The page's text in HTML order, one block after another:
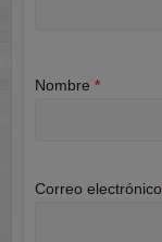
Nombre *
Correo electrónico